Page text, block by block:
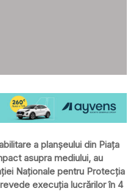
a planșeului din Piața
asupra mediului, au
Naționale pentru Protecția
execuția lucrărilor în 4